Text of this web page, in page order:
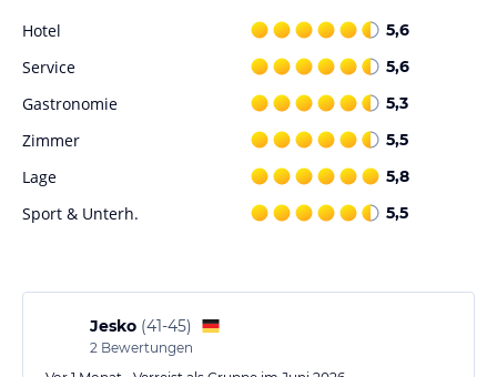
Hotel 5,6
Service 5,6
Gastronomie 5,3
Zimmer 5,5
Lage 5,8
Sport & Unterh. 5,5
Jesko (41-45)
2 Bewertungen